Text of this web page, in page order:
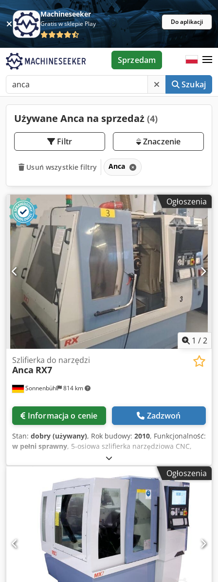
Machineseeker
Gratis w sklepie Play Do aplikacji
Szukaj
Sprzedam
Używane Anca na sprzedaż (4)
Filtr Znaczenie
Usuń wszystkie filtry Anca
Ogłoszenia
1 /2
Sonnenbühl 814 km
Szlifierka do narzędzi
Anca RX7
Informacja o cenie Zadzwoń
Stan: dobry (używany), Rok budowy: 2010, Funkcjonalność:
w pełni sprawny, 5-osiowa szlifierka narzędziowa CNC,
Anca RX7 Dcsdpfezh Nuwex Aaisk - Rok produkcji: 2010 -
Oprogramowanie: ToolRoom RN32 - Prędkość wrzeciona:
10 000 obr./min - 2-pozycyjny zmieniacz tarcz do 8 tarcz -
Podajnik narzędzi PLX
Ogłoszenia